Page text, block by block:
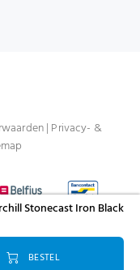
Stonecast Iron Black
BESTEL
| Privacy- &